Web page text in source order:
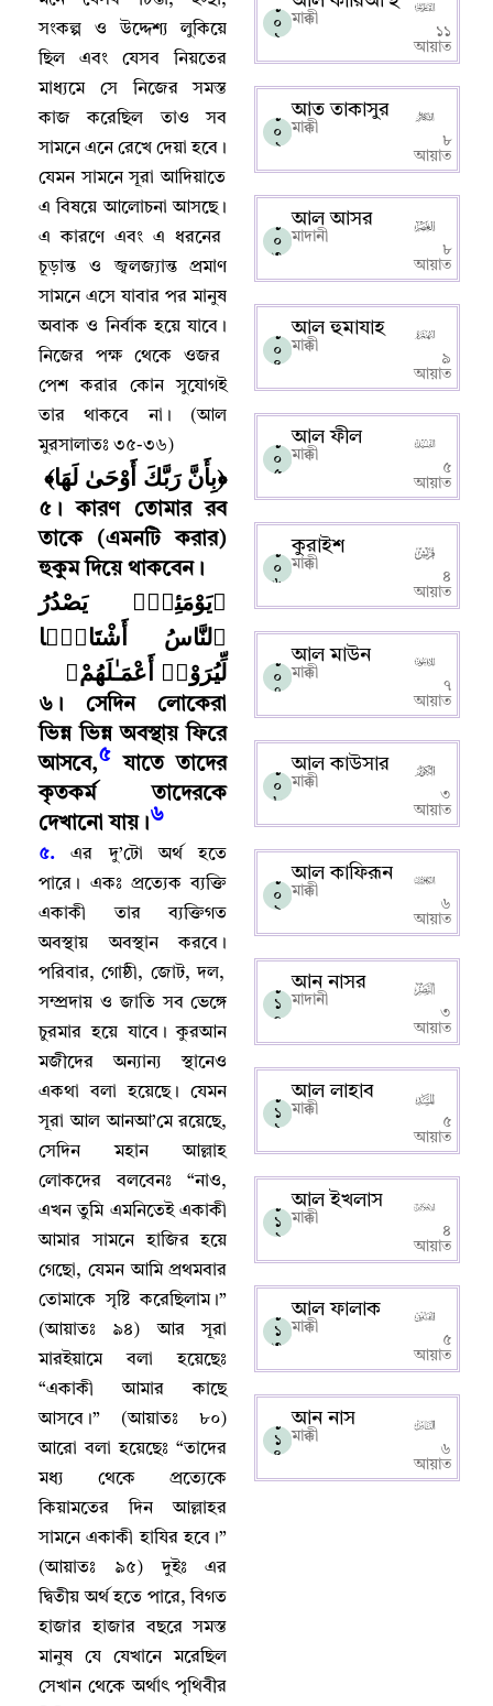
সংকল্প ও উদ্দেশ্য লুকিয়ে
ছিল এবং যেসব নিয়তের
মাধ্যমে সে নিজের সমস্ত
কাজ করেছিল তাও সব
সামনে এনে রেখে দেয়া হবে ।
যেমন সামনে সূরা আদিয়াতে
এ বিষয়ে আলোচনা আসছে।
এ কারণে এবং এ ধরনের
চূড়ান্ত ও জ্বলজ্যান্ত প্রমাণ
সামনে এসে যাবার পর মানুষ
অবাক ও নির্বাক হয়ে যাবে ।
নিজের পক্ষ থেকে ওজর
পেশ করার কোন সুযোগই
তার থাকবে না । (আল
মুরসালাতঃ ৩৫-৩৬)
﴿بِأَنَّ رَبَّكَ أَوْحَىٰ لَهَا﴾
৫ ।
কারণ তোমার রব
তাকে (এমনটি করার)
হুকুম দিয়ে থাকবেন।
﴿يَوْمَئِذٍۢ يَصْدُرُ
ٱلنَّاسُ أَشْتَاتًۭا
لِّيُرَوْا۟ أَعْمَـٰلَهُمْ﴾
৬ । সেদিন লোকেরা
ভিন্ন ভিন্ন অবস্থায় ফিরে
আসবে,৫ যাতে তাদের
কৃতকর্ম তাদেরকে
দেখানো যায়।৬
৫. এর দু’টো অর্থ হতে
পারে ।
একঃ প্রত্যেক ব্যক্তি
একাকী তার ব্যক্তিগত
অবস্থায় অবস্থান করবে ।
পরিবার,গোষ্ঠী, জোট,দল,
সম্প্রদায় ও জাতি সব ভেঙ্গে
চুরমার হয়ে যাবে। কুরআন
মজীদের অন্যান্য স্থানেও
একথা বলা হয়েছে। যেমন
সূরা আল আনআ’মে রয়েছে,
সেদিন মহান আল্লাহ‌
লোকদের বলবেনঃ “নাও,
এখন তুমি এমনিতেই একাকী
আমার সামনে হাজির হয়ে
গেছো, যেমন আমি প্রথমবার
তোমাকে সৃষ্টি করেছিলাম।”
(আয়াতঃ ৯৪) আর সূরা
মারইয়ামে বলা হয়েছেঃ
“একাকী আমার কাছে
আসবে ।” (আয়াতঃ৮০)
আরো বলা হয়েছেঃ “তাদের
মধ্য থেকে প্রত্যেকে
কিয়ামতের দিন আল্লাহর
সামনে একাকী হাযির হবে ।”
(আয়াতঃ ৯৫) দুইঃ এর
দ্বিতীয় অর্থ হতে পারে,বিগত
হাজার হাজার বছরে সমস্ত
মানুষ যে যেখানে মরেছিল
সেখান থেকে অর্থাৎ পৃথিবীর
১
০
১
মাক্কী
১১
আয়াত
১
০
২
আত তাকাসুর
মাক্কী
৮
আয়াত
১
০
৩
আল আসর
মাদানী
৮
আয়াত
১
০
৪
আল হুমাযাহ
মাক্কী
৯
আয়াত
১
০
৫
আল ফীল
মাক্কী
৫
আয়াত
১
০
৬
কুরাইশ
মাক্কী
৪
আয়াত
১
০
৭
আল মাউন
মাক্কী
৭
আয়াত
১
০
৮
আল কাউসার
মাক্কী
৩
আয়াত
১
০
৯
আল কাফিরূন
মাক্কী
৬
আয়াত
১
১
০
আন নাসর
মাদানী
৩
আয়াত
১
১
১
আল লাহাব
মাক্কী
৫
আয়াত
১
১
২
আল ইখলাস
মাক্কী
৪
আয়াত
১
১
৩
আল ফালাক
মাক্কী
৫
আয়াত
১
১
৪
আন নাস
মাক্কী
৬
আয়াত